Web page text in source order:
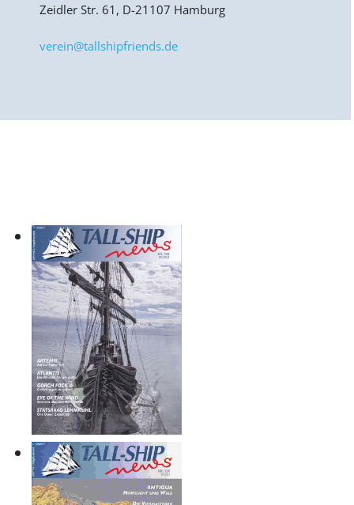
Zeidler Str. 61, D-21107 Hamburg
verein@tallshipfriends.de